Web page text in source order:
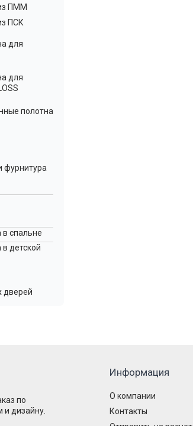
ПММ
ПСК
для
для
полотна
фурнитура
спальне
детской
дверей
по
дизайну.
Информация
О компании
Контакты